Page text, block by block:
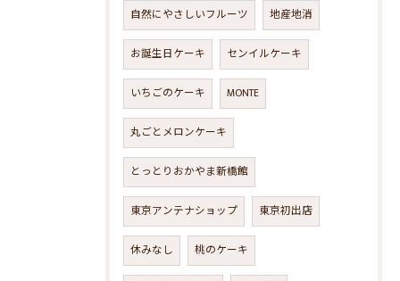
自然にやさしいフルーツ 地産地消
お誕生日ケーキ センイルケーキ
いちごのケーキ MONTE
丸ごとメロンケーキ
とっとりおかやま新橋館
東京アンテナショップ 東京初出店
休みなし 桃のケーキ